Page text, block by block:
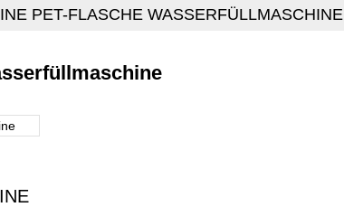
PET-FLASCHE WASSERFÜLLMASCHINE